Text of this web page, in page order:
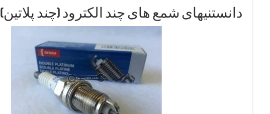
دانستنیهای شمع های چند الکترود (چند پلاتین)